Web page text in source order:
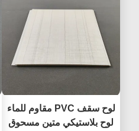
لوح سقف PVC مقاوم للماء
لوح بلاستيكي متين مسحوق